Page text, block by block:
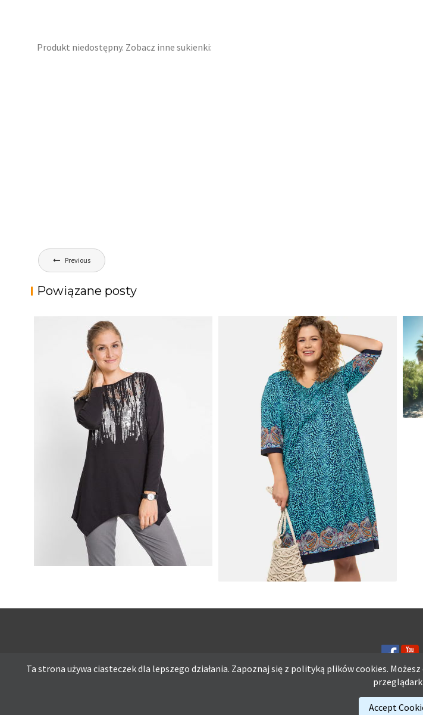
Produkt niedostępny. Zobacz inne sukienki:
Nawigacja
wpisu
Previous
Powiązane posty
cookies.Możesz
Ta strona używa ciasteczek dla lepszego działania. Zapoznaj się z polityką plikówcookies.
Accept